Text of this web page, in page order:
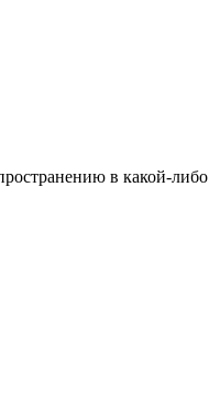
в какой-либо